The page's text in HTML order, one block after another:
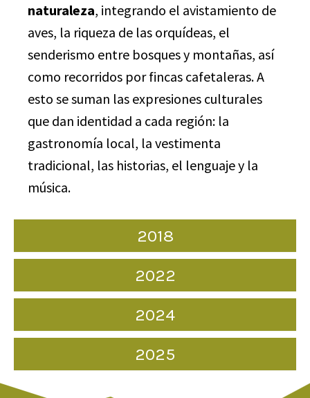
2018
2022
2024
2025
naturaleza, integrando el avistamiento de
aves, la riqueza de las orquídeas, el
senderismo entre bosques y montañas, así
como recorridos por fincas cafetaleras. A
esto se suman las expresiones culturales
que dan identidad a cada región: la
gastronomía local, la vestimenta
tradicional, las historias, el lenguaje y la
música.